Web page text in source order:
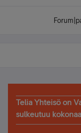
Telia Yhteisö on
sulkeutuu